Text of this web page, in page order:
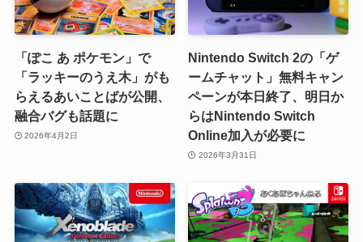
「ぽこ あ ポケモン」で
「ラッキーのうえ木」がも
らえるあいことばが公開、
融合バグも話題に
2026年4月2日
Nintendo Switch 2の「ゲ
ームチャット」無料キャン
ペーンが本日終了、明日か
らはNintendo Switch
Online加入が必要に
2026年3月31日